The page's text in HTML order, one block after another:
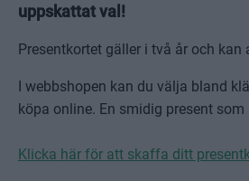
uppskattat val!
Presentkortet gäller i två år och
I webbshopen kan du välja bland
köpa online. En smidig present
Klicka här för att skaffa ditt